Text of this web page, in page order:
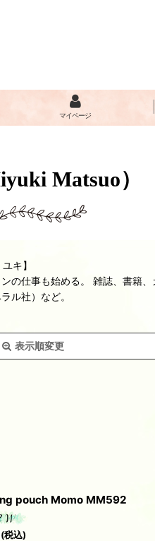
マイページ
Matsuo）
キ】
仕事も始める。 雑誌、書籍
ル社）など。
表示順変更
pouch Momo MM592
(税込)